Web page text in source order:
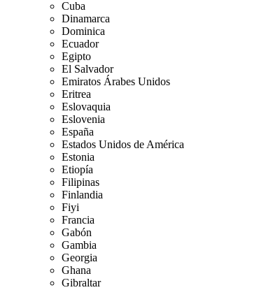
Cuba
Dinamarca
Dominica
Ecuador
Egipto
El Salvador
Emiratos Árabes Unidos
Eritrea
Eslovaquia
Eslovenia
España
Estados Unidos de América
Estonia
Etiopía
Filipinas
Finlandia
Fiyi
Francia
Gabón
Gambia
Georgia
Ghana
Gibraltar